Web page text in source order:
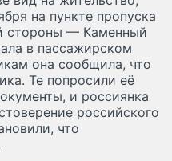
на пункте пропуска
стороны — Каменный
в пассажирском
она сообщила, что
Те попросили её
и россиянка
российского
что